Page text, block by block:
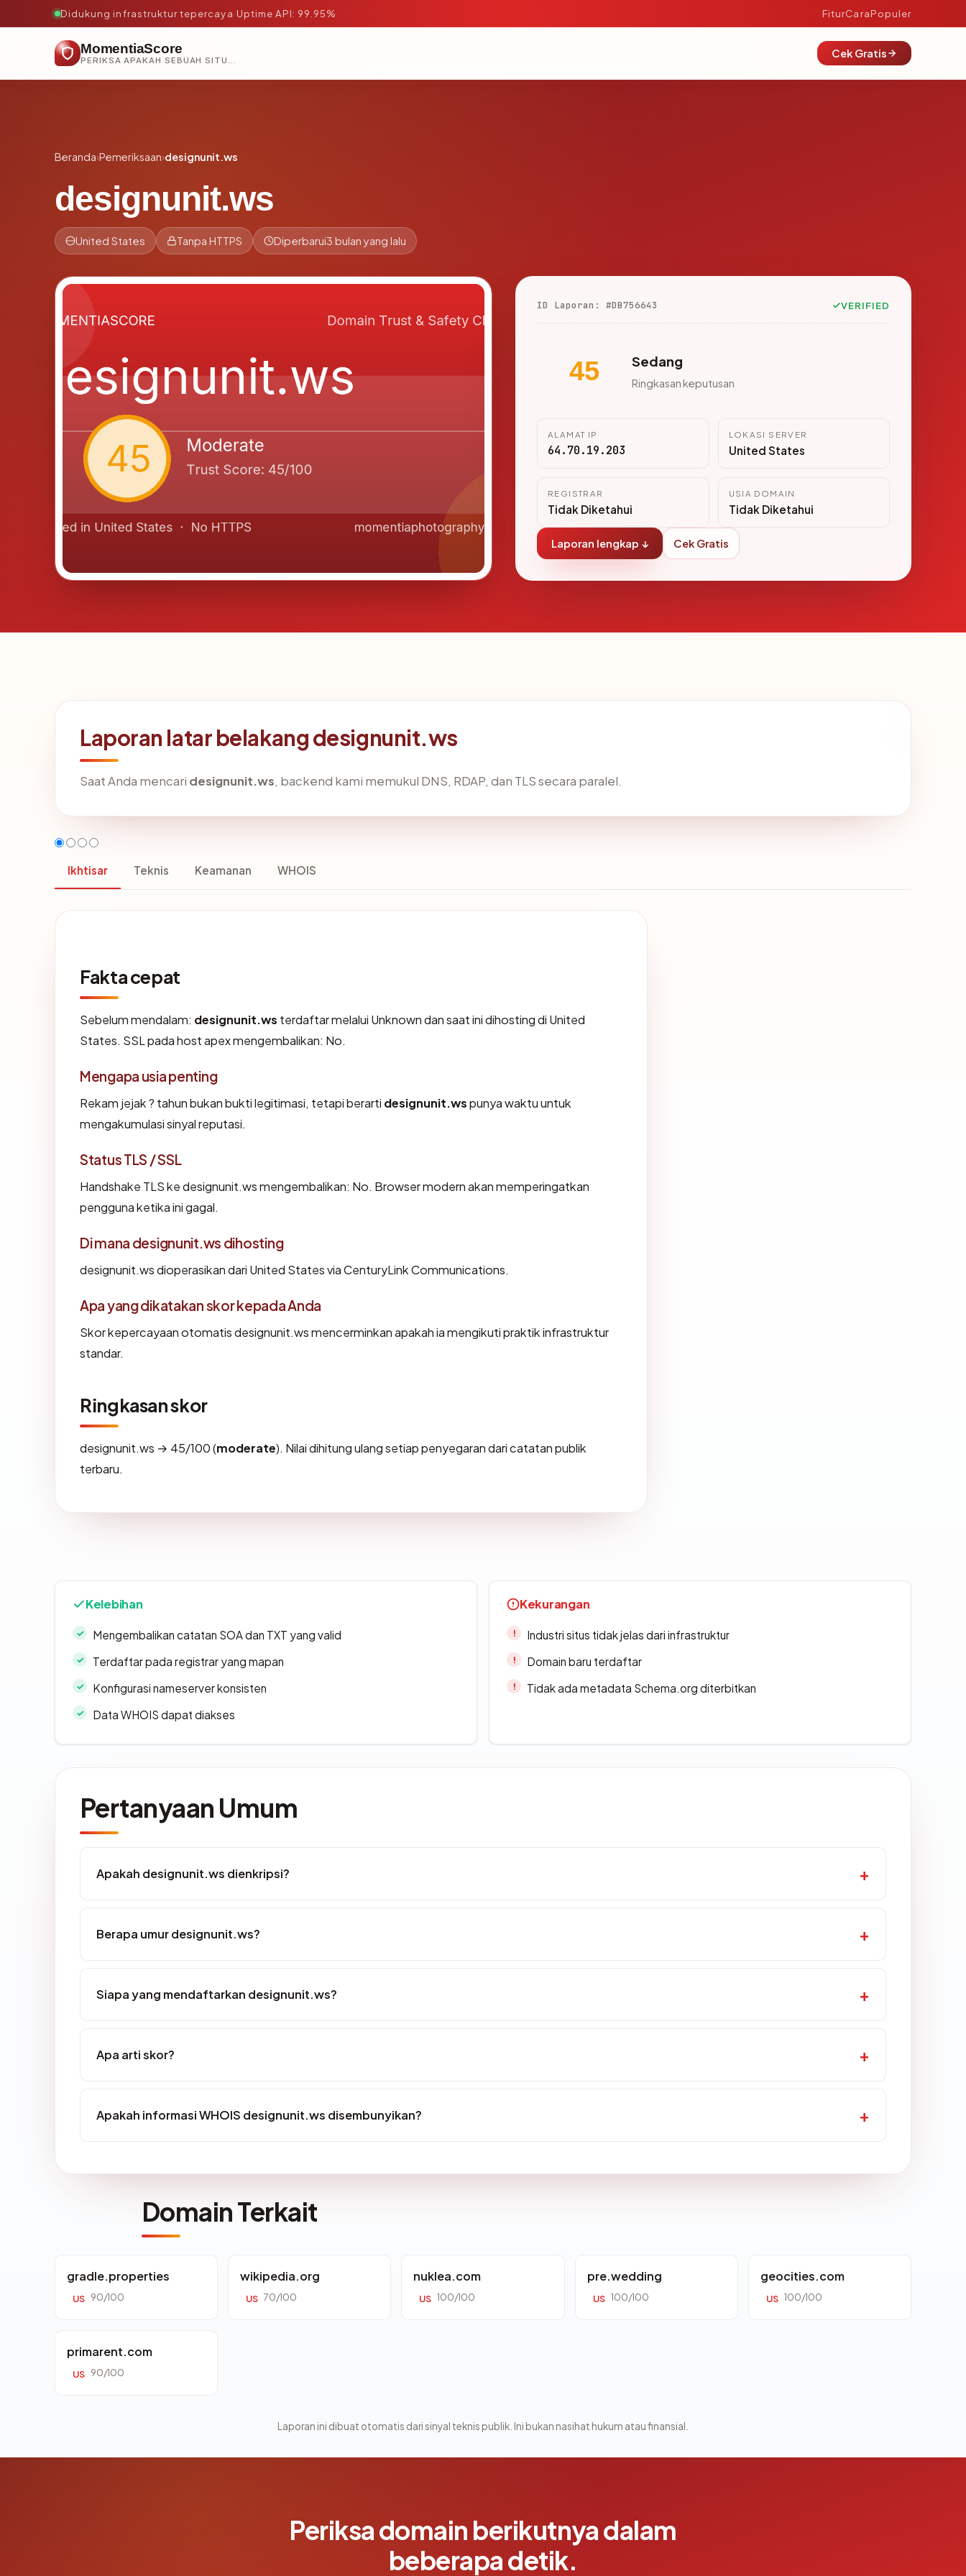
Didukung infrastruktur tepercaya·Uptime API: 99.95% FiturCaraPopuler
MomentiaScore
PERIKSA APAKAH SEBUAH SITUS AMAN, TEPERCAYA, DAN TERVERIFIKASI DALAM HITUNGAN DETIK.
Cek Gratis
Beranda›Pemeriksaan›designunit.ws
designunit.ws
United States Tanpa HTTPS Diperbarui3 bulan yang lalu
ID Laporan: #DB756643 VERIFIED
45 Sedang
Ringkasan keputusan
ALAMAT IP
64.70.19.203
LOKASI SERVER
United States
REGISTRAR
Tidak Diketahui
USIA DOMAIN
Tidak Diketahui
Laporan lengkap ↓ Cek Gratis
Laporan latar belakang designunit.ws
Saat Anda mencari designunit.ws, backend kami memukul DNS, RDAP, dan TLS secara paralel.
Ikhtisar Teknis Keamanan WHOIS
Fakta cepat
Sebelum mendalam: designunit.ws terdaftar melalui Unknown dan saat ini dihosting di United
States. SSL pada host apex mengembalikan: No.
Mengapa usia penting
Rekam jejak ? tahun bukan bukti legitimasi, tetapi berarti designunit.wspunya waktu untuk
mengakumulasi sinyal reputasi.
Status TLS / SSL
Handshake TLS ke designunit.ws mengembalikan: No. Browser modern akan memperingatkan
pengguna ketika ini gagal.
Di mana designunit.ws dihosting
designunit.ws dioperasikan dari United States via CenturyLink Communications.
Apa yang dikatakan skor kepada Anda
Skor kepercayaan otomatis designunit.ws mencerminkan apakah ia mengikuti praktik infrastruktur
standar.
Ringkasan skor
designunit.ws → 45/100 (moderate). Nilai dihitung ulang setiap penyegaran dari catatan publik
terbaru.
Kelebihan
Mengembalikan catatan SOA dan TXT yang valid
Terdaftar pada registrar yang mapan
Konfigurasi nameserver konsisten
Data WHOIS dapat diakses
Kekurangan
Industri situs tidak jelas dari infrastruktur
Domain baru terdaftar
Tidak ada metadata Schema.org diterbitkan
Pertanyaan Umum
Apakah designunit.ws dienkripsi?
Berapa umur designunit.ws?
Siapa yang mendaftarkan designunit.ws?
Apa arti skor?
Apakah informasi WHOIS designunit.ws disembunyikan?
Domain Terkait
gradle.properties
US 90/100
wikipedia.org
US 70/100
nuklea.com
US 100/100
pre.wedding
US 100/100
geocities.com
US 100/100
primarent.com
US 90/100
Laporan ini dibuat otomatis dari sinyal teknis publik. Ini bukan nasihat hukum atau finansial.
Periksa domain berikutnya dalam
beberapa detik.